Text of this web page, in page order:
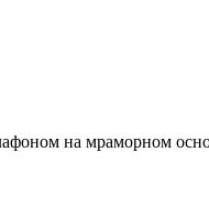
на мраморном